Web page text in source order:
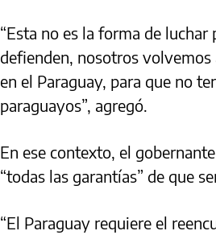
“Esta no es la forma de
defienden, nosotros volvemos
en el Paraguay, para que no
paraguayos”, agregó.
En ese contexto, el
“todas las garantías” de que
“El Paraguay requiere el